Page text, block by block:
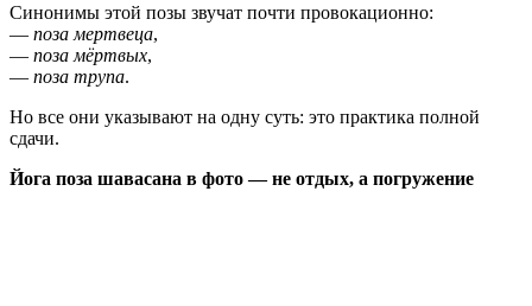
Синонимы этой позы звучат почти провокационно:
— поза мертвеца,
— поза мёртвых,
— поза трупа.
Но все они указывают на одну суть: это практика полной
сдачи.
Йога поза шавасана в фото — не отдых, а погружение